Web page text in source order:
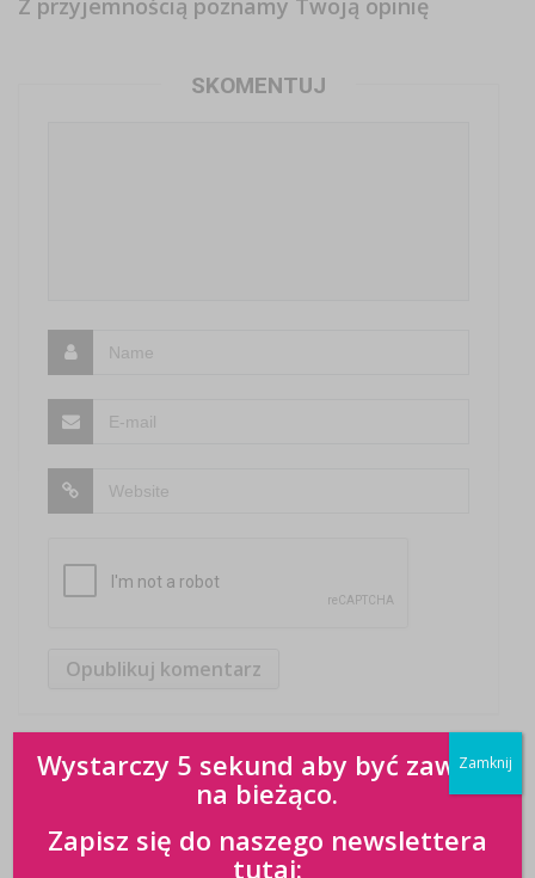
Z przyjemnością poznamy Twoją opinię
SKOMENTUJ
Wystarczy 5 sekund aby być zawsze
na bieżąco.
Zapisz się do naszego newslettera
tutaj:
Zamknij